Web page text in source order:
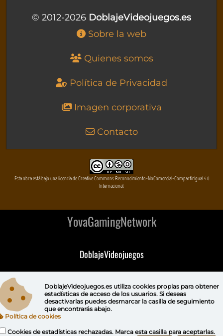
© 2012-2026 DoblajeVideojuegos.es
Sobre la web
Quienes somos
Política de Privacidad
Imagen corporativa
Contacto
Esta obra está bajo una licencia de Creative Commons Reconocimiento-NoComercial-CompartirIgual 4.0
Internacional
YovaGamingNetwork
DoblajeVideojuegos
DeVuego
DeVuego GAL
DoblajeVideojuegos.es utiliza cookies propiaspara obtener
estadísticas de acceso de los usuarios. Si deseas
desactivarlas puedes desmarcar la casilla de seguimiento
que encontrarás abajo.
Política de cookies
Cookies de estadísticas rechazadas. Marca esta casilla para aceptarlas.